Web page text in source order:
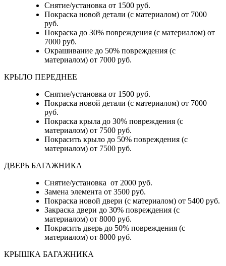
Снятие/установка от 1500 руб.
Покраска новой детали (с материалом) от 7000
руб.
Покраска до 30% повреждения (с материалом) от
7000 руб.
Окрашивание до 50% повреждения (с
материалом) от 7000 руб.
КРЫЛО ПЕРЕДНЕЕ
Снятие/установка от 1500 руб.
Покраска новой детали (с материалом) от 7000
руб.
Покраска крыла до 30% повреждения (с
материалом) от 7500 руб.
Покрасить крыло до 50% повреждения (с
материалом) от 7500 руб.
ДВЕРЬ БАГАЖНИКА
Снятие/установка от 2000 руб.
Замена элемента от 3500 руб.
Покраска новой двери (с материалом) от 5400 руб.
Закраска двери до 30% повреждения (с
материалом) от 8000 руб.
Покрасить дверь до 50% повреждения (с
материалом) от 8000 руб.
КРЫШКА БАГАЖНИКА